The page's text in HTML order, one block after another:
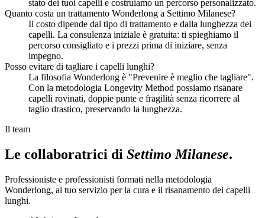
stato dei tuoi capelli e costruiamo un percorso personalizzato.
Quanto costa un trattamento Wonderlong a Settimo Milanese?
Il costo dipende dal tipo di trattamento e dalla lunghezza dei
capelli. La consulenza iniziale è gratuita: ti spieghiamo il
percorso consigliato e i prezzi prima di iniziare, senza
impegno.
Posso evitare di tagliare i capelli lunghi?
La filosofia Wonderlong è "Prevenire è meglio che tagliare".
Con la metodologia Longevity Method possiamo risanare
capelli rovinati, doppie punte e fragilità senza ricorrere al
taglio drastico, preservando la lunghezza.
Il team
Le collaboratrici di Settimo Milanese.
Professioniste e professionisti formati nella metodologia
Wonderlong, al tuo servizio per la cura e il risanamento dei capelli
lunghi.